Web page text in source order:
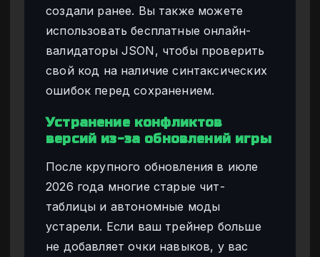
создали ранее. Вы также можете
использовать бесплатные онлайн-
валидаторы JSON, чтобы проверить
свой код на наличие синтаксических
ошибок перед сохранением.
Устранение конфликтов
версий из-за обновлений игры
После крупного обновления в июле
2026 года многие старые чит-
таблицы и автономные моды
устарели. Если ваш трейнер больше
не добавляет очки навыков, у вас